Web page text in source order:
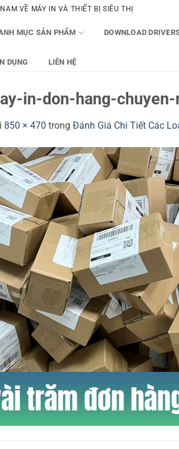
VỀ MÁY IN VÀ THIẾT BỊ SIÊU THỊ
MỤC SẢN PHẨM DOWNLOAD
DỤNG LIÊN HỆ
in-don-hang-
850 × 470 trong Đánh Giá Chi Tiết Các